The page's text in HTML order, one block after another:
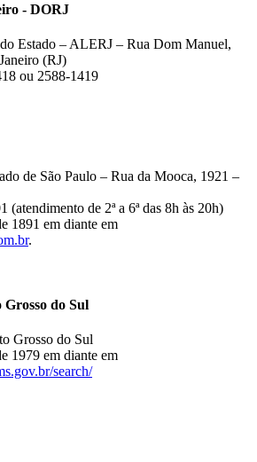
- DORJ
Estado – ALERJ – Rua Dom Manuel,
(RJ)
ou 2588-1419
de São Paulo – Rua da Mooca, 1921 –
(atendimento de 2ª a 6ª das 8h às 20h)
1891 em diante em
.
do Sul
Grosso do Sul
1979 em diante em
search/